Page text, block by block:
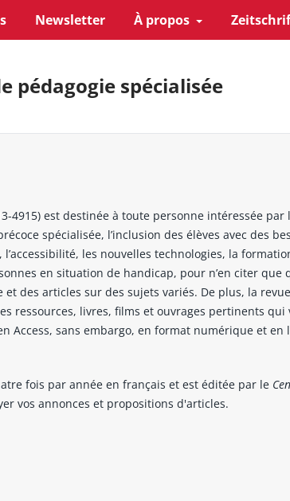
Newsletter À propos
pédagogie spécialisée
4915) est destinée à toute personne intéressée par
spécialisée, l’inclusion des élèves avec des
les nouvelles technologies, la
en situation de handicap, pour n’en citer que
des articles sur des sujets variés. De plus, la
ressources, livres, films et ouvrages pertinents
Access, sans embargo, en format numérique et en
fois par année en français et est éditée par le
vos annonces et propositions d'articles.